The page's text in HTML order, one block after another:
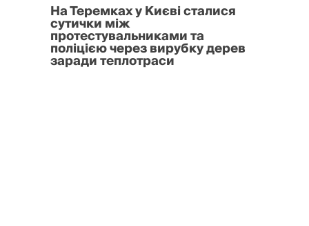
На Теремках у Києві сталися
сутички між
протестувальниками та
поліцією через вирубку дерев
заради теплотраси